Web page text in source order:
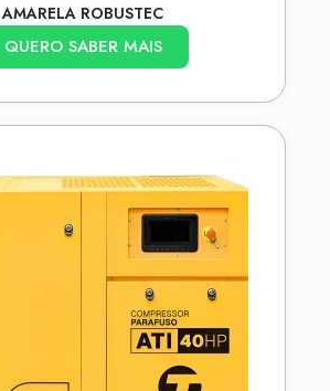
AMARELA ROBUSTEC
QUERO SABER MAIS